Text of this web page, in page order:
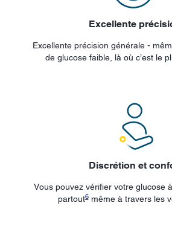
Excellente
Excellente précision générale -
de glucose faible, là où c’est le
Discrétion et
Vous pouvez vérifier votre glucose
partout6même à travers les